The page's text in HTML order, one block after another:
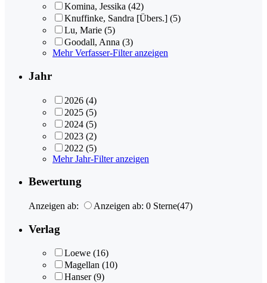
Komina, Jessika (42)
Knuffinke, Sandra [Übers.] (5)
Lu, Marie (5)
Goodall, Anna (3)
Mehr Verfasser-Filter anzeigen
Jahr
2026 (4)
2025 (5)
2024 (5)
2023 (2)
2022 (5)
Mehr Jahr-Filter anzeigen
Bewertung
Anzeigen ab: Anzeigen ab: 0 Sterne(47)
Verlag
Loewe (16)
Magellan (10)
Hanser (9)